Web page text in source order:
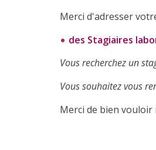
Merci d'adresser
des Stagiaires
Vous recherchez un
Vous souhaitez vous
Merci de bien vouloir